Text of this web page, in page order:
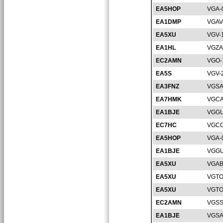
EA5HOP
EA1DMP
EA5XU
VGV-
EA1HL
EC2AMN
EA5S
VGV-
EA3FNZ
EA7HMK
EA1BJE
EC7HC
EA5HOP
EA1BJE
EA5XU
EA5XU
EA5XU
EC2AMN
EA1BJE